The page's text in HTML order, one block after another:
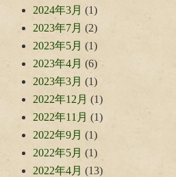
2024年3月 (1)
2023年7月 (2)
2023年5月 (1)
2023年4月 (6)
2023年3月 (1)
2022年12月 (1)
2022年11月 (1)
2022年9月 (1)
2022年5月 (1)
2022年4月 (13)